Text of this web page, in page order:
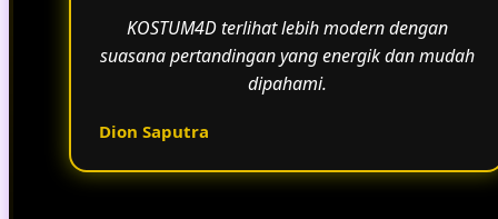
KOSTUM4D terlihat lebih modern dengan
suasana pertandingan yang energik dan mudah
dipahami.
Dion Saputra